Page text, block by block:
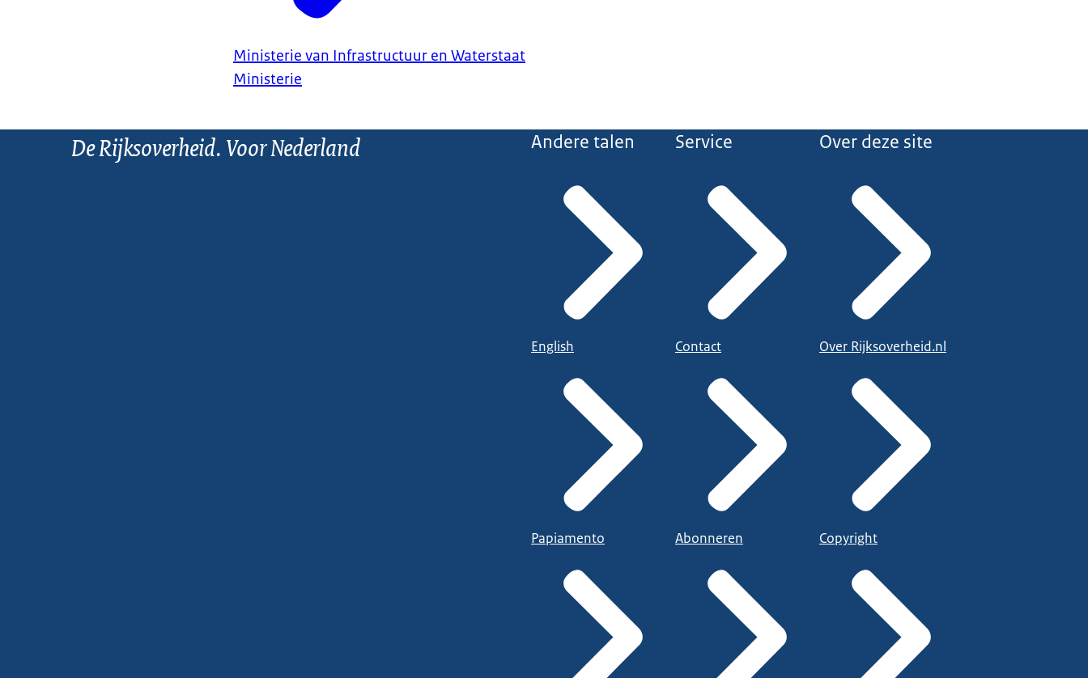
Ministerie van Infrastructuur en Waterstaat
Ministerie
De Rijksoverheid. Voor Nederland Andere talen
English
Papiamento
Service
Contact
Abonneren
Over deze site
Over Rijksoverheid.nl
Copyright